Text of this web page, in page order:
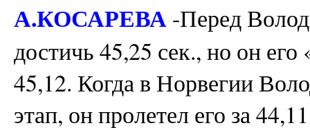
А.КОСАРЕВА-Перед
достичь 45,25 сек., но он
45,12. Когда в Норвегии
этап, он пролетел его за